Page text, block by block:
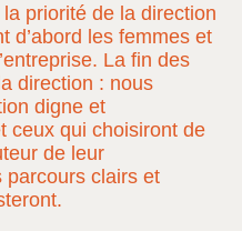
priorité de la direction
d’abord les femmes et
La fin des
direction : nous
digne et
ceux qui choisiront de
de leur
parcours clairs et